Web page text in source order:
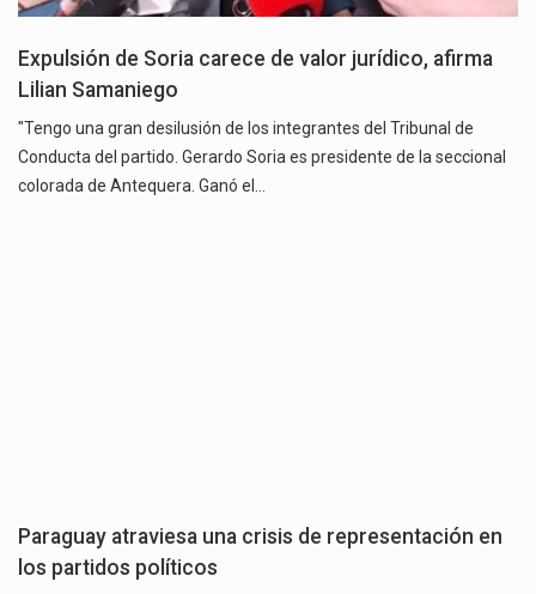
Expulsión de Soria carece de valor jurídico, afirma
Lilian Samaniego
"Tengo una gran desilusión de los integrantes del Tribunal de
Conducta del partido. Gerardo Soria es presidente de la seccional
colorada de Antequera. Ganó el…
Paraguay atraviesa una crisis de representación en
los partidos políticos